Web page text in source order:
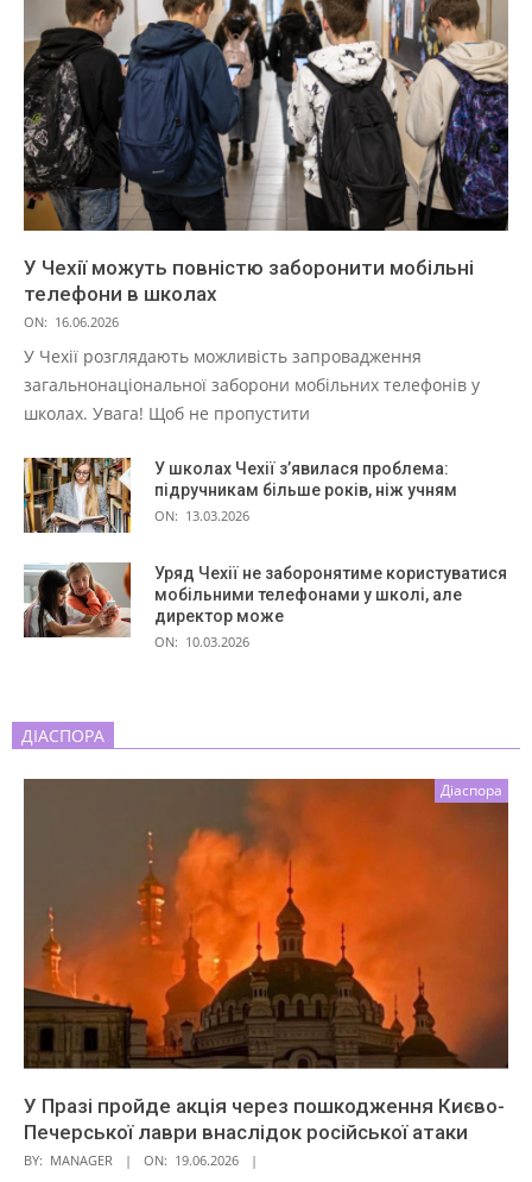
У Чехії можуть повністю заборонити мобільні
телефони в школах
ON: 16.06.2026
У Чехії розглядають можливість запровадження
загальнонаціональної заборони мобільних телефонів у
школах. Увага! Щоб не пропустити
У школах Чехії з’явилася проблема:
підручникам більше років, ніж учням
ON: 13.03.2026
Уряд Чехії не заборонятиме користуватися
мобільними телефонами у школі, але
директор може
ON: 10.03.2026
ДІАСПОРА
Діаспора
У Празі пройде акція через пошкодження Києво-
Печерської лаври внаслідок російської атаки
BY: MANAGER ON: 19.06.2026